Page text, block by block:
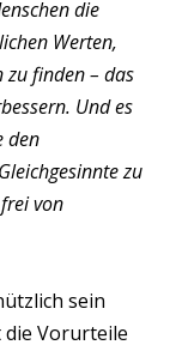
die
Werten,
zu finden – das
Und es
den
zu
von
sein
die Vorurteile